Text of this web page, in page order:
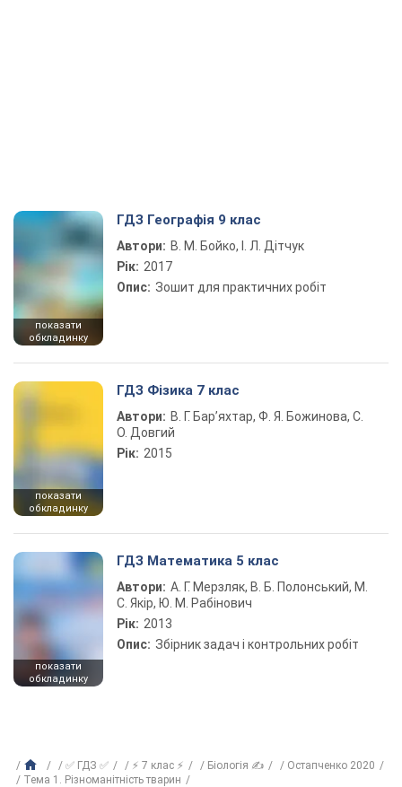
показати
обкладинку
ГДЗ Географія 9 клас
Автори: В. М. Бойко, І. Л. Дітчук
Рік: 2017
Опис: Зошит для практичних робіт
показати
обкладинку
ГДЗ Фізика 7 клас
Автори: В. Г. Бар’яхтар, Ф. Я. Божинова, С.
О. Довгий
Рік: 2015
показати
обкладинку
ГДЗ Математика 5 клас
Автори: А. Г. Мерзляк, В. Б. Полонський, М.
С. Якір, Ю. М. Рабінович
Рік: 2013
Опис: Збірник задач і контрольних робіт
✅ ГДЗ ✅ ⚡ 7 клас ⚡ Біологія ✍
Остапченко 2020
Тема 1. Різноманітність тварин